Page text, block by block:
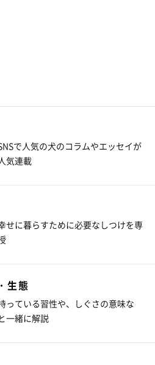
で人気の犬のコラムやエッセイが
気連載
せに暮らすために必要なしつけを専
生態
っている習性や、しぐさの意味な
一緒に解説